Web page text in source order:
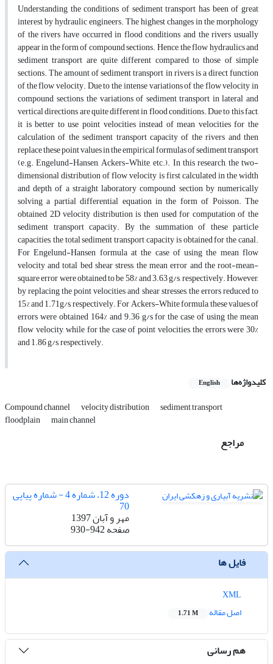
Understanding the conditions of sediment transport has been of great
interest by hydraulic engineers. The highest changes in the morphology
of the rivers have occurred in flood conditions and the rivers usually
appear in the form of compound sections. Hence, the flow hydraulics and
sediment transport are quite different compared to those of simple
sections. The amount of sediment transport in rivers is a direct function
of the flow velocity. Due to the intense variations of the flow velocity in
compound sections, the variations of sediment transport in lateral and
vertical directions are quite different in flood conditions. Due to this fact,
it is better to use point velocities instead of mean velocities for the
calculation of the sediment transport capacity of the rivers and then
replace these point values in the empirical formulas of sediment transport
(e.g. Engelund-Hansen, Ackers-White, etc.). In this research, the two-
dimensional distribution of flow velocity is first calculated in the width
and depth of a straight laboratory compound section by numerically
solving a partial differential equation in the form of Poisson. The
obtained 2D velocity distribution is then used for computation of the
sediment transport capacity. By the summation of these particle
capacities, the total sediment transport capacity is obtained for the canal.
For Engelund-Hansen formula at the case of using the mean flow
velocity and total bed shear stress, the mean error and the root-mean-
square error were obtained to be 58% and 3.63 g/s, respectively. However,
by replacing the point velocities and shear stresses, the errors reduced to
15% and 1.71g/s, respectively. For Ackers-White formula, these values of
errors were obtained 164% and 9.36 g/s for the case of using the mean
flow velocity, while for the case of point velocities, the errors were 30%
and 1.86 g/s, respectively.
کلیدواژه‌ها English
Compound channel velocity distribution sediment transport
floodplain main channel
مراجع
دوره 12، شماره 4 - شماره پیاپی
70
مهر و آبان 1397
صفحه930-942
فایل ها
اصل مقاله
1.71 M
هم رسانی